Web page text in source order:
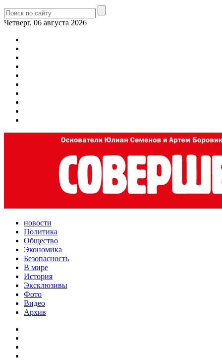
Четверг, 06 августа 2026
новости
Политика
Общество
Экономика
Безопасность
В мире
История
Эксклюзивы
Фото
Видео
Архив